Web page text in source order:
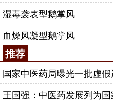
湿毒袭表型鹅掌风
血燥风凝型鹅掌风
推荐
国家中医药局曝光一批虚
王国强：中医药发展列为